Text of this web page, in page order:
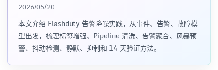
2026/05/20
本文介绍 Flashduty 告警降噪实践，从事件、告警、故障模
型出发，梳理标签增强、Pipeline 清洗、告警聚合、风暴预
警、抖动检测、静默、抑制和 14 天验证方法。